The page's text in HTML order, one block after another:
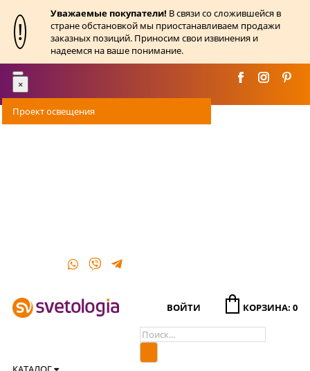
!
Уважаемые покупатели! В связи со сложившейся в
стране обстановкой мы приостанавливаем продажи
заказных позиций. Приносим свои извинения и
надеемся на ваше понимание.
Toggle
navigation
×
Проект освещения
ВОЙТИ КОРЗИНА: 0